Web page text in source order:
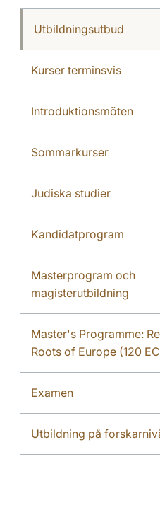
Utbildningsutbud
Kurser terminsvis
Introduktionsmöten
Sommarkurser
Judiska studier
Kandidatprogram
Masterprogram och
magisterutbildning
Master's Programme:
Roots of Europe (120
Examen
Utbildning på